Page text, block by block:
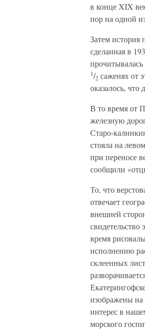
в конце XIX
пор на одной
Затем история
сделанная в
1/2 саженях от
оказалось, что
В то время от
железную
Старо-
стояла на
при переносе
сообщили
То, что
отвечает
внешней
свидетельство
время
исполнению
склеенных
изображены на
интерес в
морского